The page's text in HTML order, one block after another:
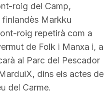
roig del Camp,
Markku
roig repetirà com a
de Folk i Manxa i, a
al Parc del Pescador
dins els actes de
del Carme.